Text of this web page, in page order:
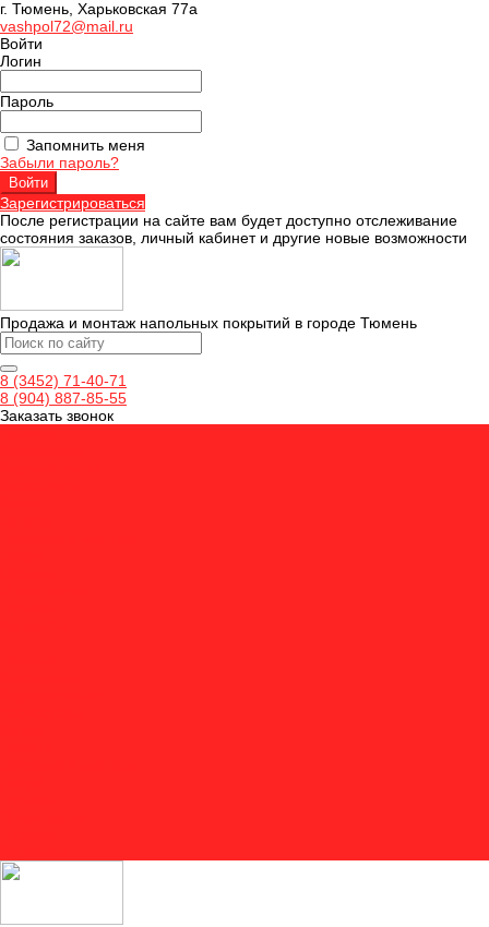
г. Тюмень, Харьковская 77а
vashpol72@mail.ru
Войти
Логин
Пароль
Запомнить меня
Забыли пароль?
Зарегистрироваться
После регистрации на сайте вам будет доступно отслеживание
состояния заказов, личный кабинет и другие новые возможности
Продажа и монтаж напольных покрытий в городе Тюмень
8 (3452) 71-40-71
8 (904) 887-85-55
Заказать звонок